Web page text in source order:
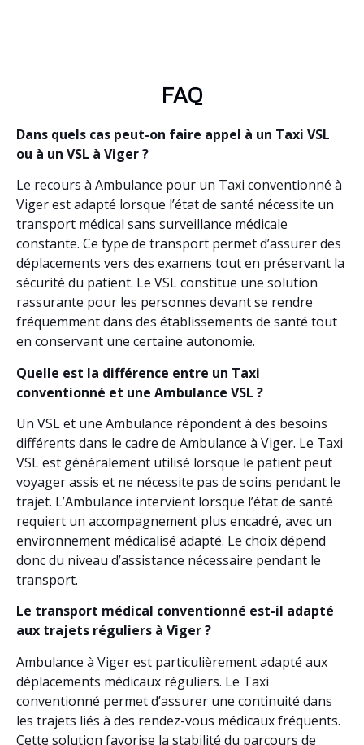
FAQ
Dans quels cas peut-on faire appel à un Taxi VSL
ou à un VSL à Viger ?
Le recours à Ambulance pour un Taxi conventionné à
Viger est adapté lorsque l’état de santé nécessite un
transport médical sans surveillance médicale
constante. Ce type de transport permet d’assurer des
déplacements vers des examens tout en préservant la
sécurité du patient. Le VSL constitue une solution
rassurante pour les personnes devant se rendre
fréquemment dans des établissements de santé tout
en conservant une certaine autonomie.
Quelle est la différence entre un Taxi
conventionné et une Ambulance VSL ?
Un VSL et une Ambulance répondent à des besoins
différents dans le cadre de Ambulance à Viger. Le Taxi
VSL est généralement utilisé lorsque le patient peut
voyager assis et ne nécessite pas de soins pendant le
trajet. L’Ambulance intervient lorsque l’état de santé
requiert un accompagnement plus encadré, avec un
environnement médicalisé adapté. Le choix dépend
donc du niveau d’assistance nécessaire pendant le
transport.
Le transport médical conventionné est-il adapté
aux trajets réguliers à Viger ?
Ambulance à Viger est particulièrement adapté aux
déplacements médicaux réguliers. Le Taxi
conventionné permet d’assurer une continuité dans
les trajets liés à des rendez-vous médicaux fréquents.
Cette solution favorise la stabilité du parcours de